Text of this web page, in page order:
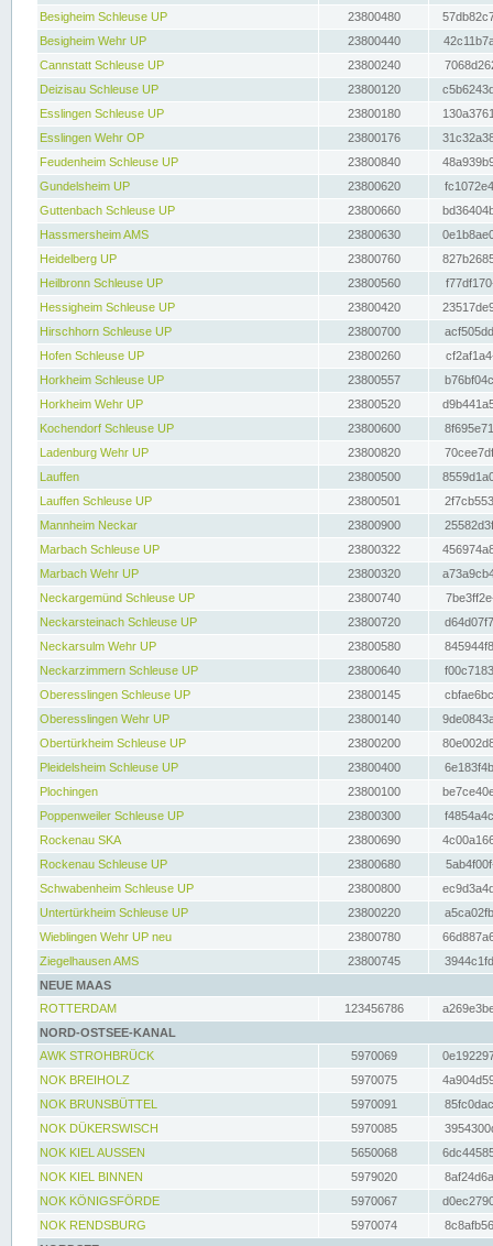
Besigheim Schleuse UP
23800480
Besigheim Wehr UP
23800440
Cannstatt Schleuse UP
23800240
Deizisau Schleuse UP
23800120
Esslingen Schleuse UP
23800180
Esslingen Wehr OP
23800176
Feudenheim Schleuse UP
23800840
Gundelsheim UP
23800620
Guttenbach Schleuse UP
23800660
Hassmersheim AMS
23800630
Heidelberg UP
23800760
Heilbronn Schleuse UP
23800560
Hessigheim Schleuse UP
23800420
Hirschhorn Schleuse UP
23800700
Hofen Schleuse UP
23800260
Horkheim Schleuse UP
23800557
Horkheim Wehr UP
23800520
Kochendorf Schleuse UP
23800600
Ladenburg Wehr UP
23800820
Lauffen
23800500
Lauffen Schleuse UP
23800501
Mannheim Neckar
23800900
Marbach Schleuse UP
23800322
Marbach Wehr UP
23800320
Neckargemünd Schleuse UP
23800740
Neckarsteinach Schleuse UP
23800720
Neckarsulm Wehr UP
23800580
Neckarzimmern Schleuse UP
23800640
Oberesslingen Schleuse UP
23800145
Oberesslingen Wehr UP
23800140
Obertürkheim Schleuse UP
23800200
Pleidelsheim Schleuse UP
23800400
Plochingen
23800100
Poppenweiler Schleuse UP
23800300
Rockenau SKA
23800690
Rockenau Schleuse UP
23800680
Schwabenheim Schleuse UP
23800800
Untertürkheim Schleuse UP
23800220
Wieblingen Wehr UP neu
23800780
Ziegelhausen AMS
23800745
NEUE MAAS
ROTTERDAM
123456786
NORD-OSTSEE-KANAL
AWK STROHBRÜCK
5970069
NOK BREIHOLZ
5970075
NOK BRUNSBÜTTEL
5970091
NOK DÜKERSWISCH
5970085
NOK KIEL AUSSEN
5650068
NOK KIEL BINNEN
5979020
NOK KÖNIGSFÖRDE
5970067
NOK RENDSBURG
5970074